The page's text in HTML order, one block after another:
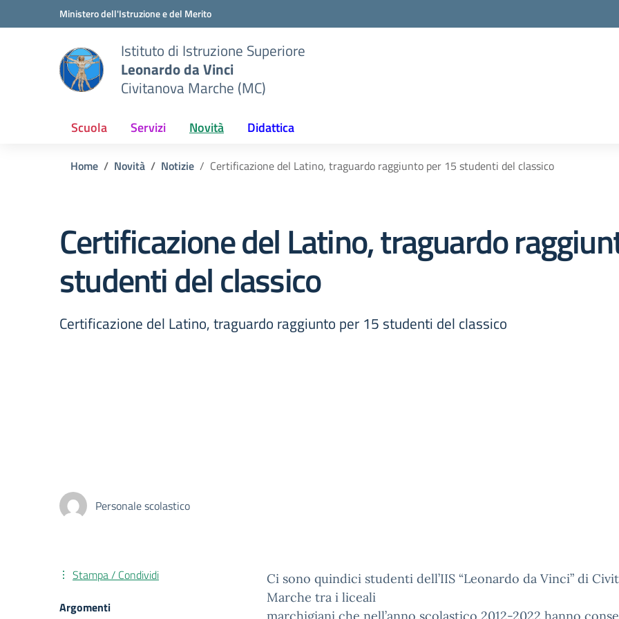
Vai ai contenuti
Vai al menu di navigazioneMinistero dell'Istruzione e del Merito
Istituto di Istruzione Superiore
Leonardo da Vinci
Civitanova Marche (MC)
Scuola Servizi Novità Didattica
Home Novità Notizie Certificazione del Latino, traguardo raggiunto per 15 studenti del classico
Certificazione del Latino, traguardo
studenti del classico
Certificazione del Latino, traguardo raggiunto per 15 studenti del classico
Personale scolastico
Ci sono quindici studenti dell’IIS “Leonardo da Vinci” di
Marche tra i liceali
Stampa / Condividi
Argomenti